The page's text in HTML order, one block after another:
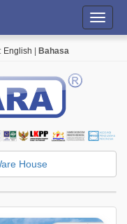
English Bahasa
House